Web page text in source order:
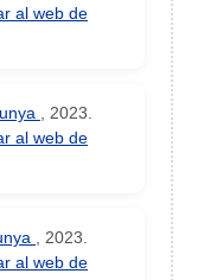
al web de
2023
al web de
2023
al web de